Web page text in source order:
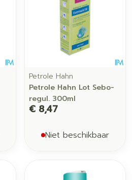
Petrole Hahn
Petrole Hahn Lot Sebo-
regul. 300ml
€ 8,47
Niet beschikbaar